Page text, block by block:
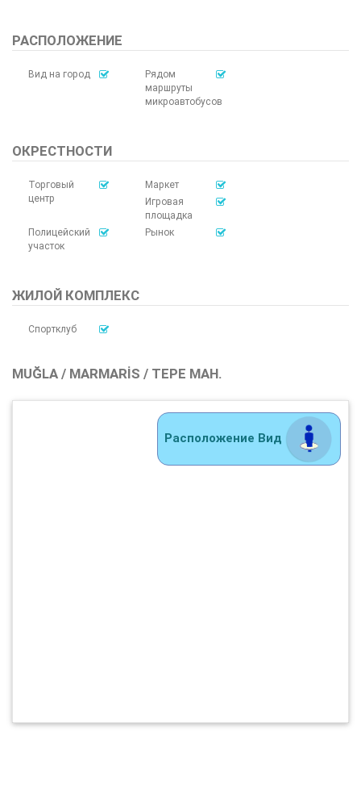
РАСПОЛОЖЕНИЕ
Вид на город
Рядом
маршруты
микроавтобусов
ОКРЕСТНОСТИ
Торговый
центр
Маркет
Игровая
площадка
Полицейский
участок
Рынок
ЖИЛОЙ КОМПЛЕКС
Спортклуб
MUĞLA / MARMARIS / TEPE MAH.
Расположение Вид